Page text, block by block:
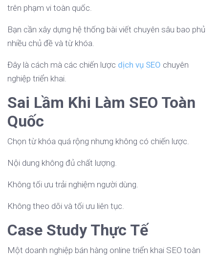
trên phạm vi toàn quốc.
Bạn cần xây dựng hệ thống bài viết chuyên sâu bao phủ
nhiều chủ đề và từ khóa.
Đây là cách mà các chiến lược dịch vụ SEO chuyên
nghiệp triển khai.
Sai Lầm Khi Làm SEO Toàn
Quốc
Chọn từ khóa quá rộng nhưng không có chiến lược.
Nội dung không đủ chất lượng.
Không tối ưu trải nghiệm người dùng.
Không theo dõi và tối ưu liên tục.
Case Study Thực Tế
Một doanh nghiệp bán hàng online triển khai SEO toàn